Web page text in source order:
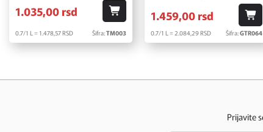
1.035,00rsd
0.7/1 L = 1.478,57RSD Šifra:TM003
1.459,00rsd
0.7/1 L = 2.084,29RSD Šifra:GTR064
Prijavite